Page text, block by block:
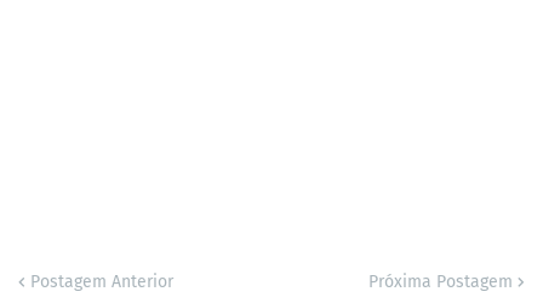
Postagem Anterior Próxima Postagem